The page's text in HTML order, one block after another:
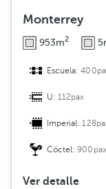
Monterrey
953m2
Escuela:
U:112pax
Imperial:
Cóctel:900pax
Ver detalle